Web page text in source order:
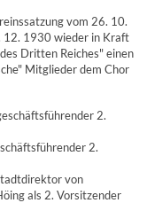
vom 26. 10.
12. 1930 wieder in Kraft
Dritten Reiches" einen
Mitglieder dem Chor
2.
2.
von
als 2. Vorsitzender